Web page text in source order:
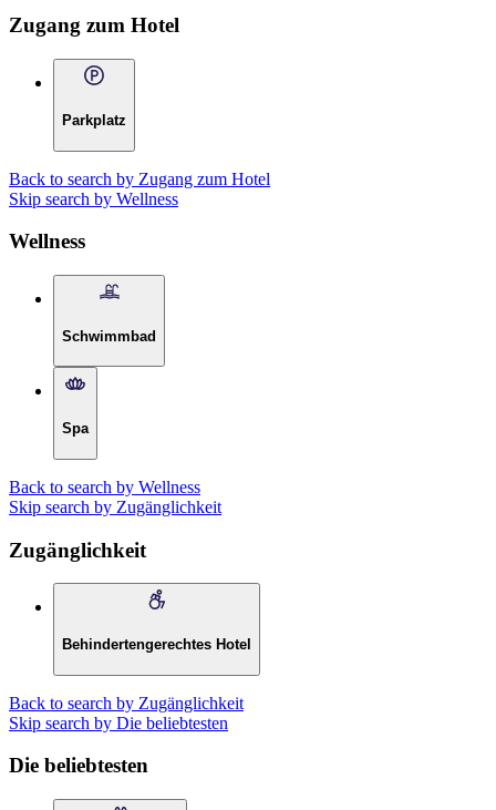
Zugang zum Hotel
Parkplatz
Back to search by Zugang zum Hotel
Skip search by Wellness
Wellness
Schwimmbad
Spa
Back to search by Wellness
Skip search by Zugänglichkeit
Zugänglichkeit
Behindertengerechtes Hotel
Back to search by Zugänglichkeit
Skip search by Die beliebtesten
Die beliebtesten